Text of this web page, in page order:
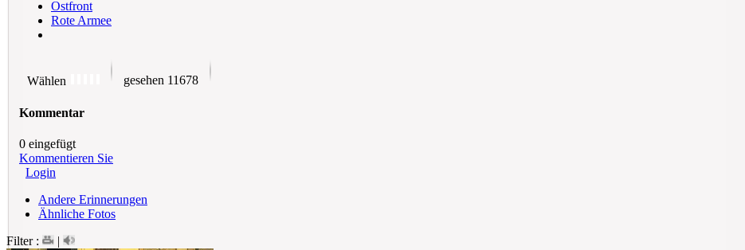
Ostfront
Rote Armee
Wählen gesehen 11678
Kommentar
0 eingefügt
Kommentieren Sie
Login
Andere Erinnerungen
Ähnliche Fotos
Filter :
|